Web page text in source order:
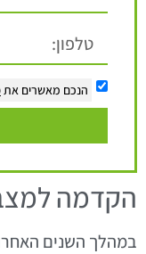
הנכם מאשרים את
הקדמה
במהלך השנים